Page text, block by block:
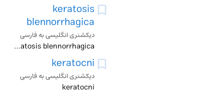
keratosis
blennorrhagica
دیکشنری انگلیسی به فارسی
keratosis blennorrhagica
keratocni
دیکشنری انگلیسی به فارسی
keratocni